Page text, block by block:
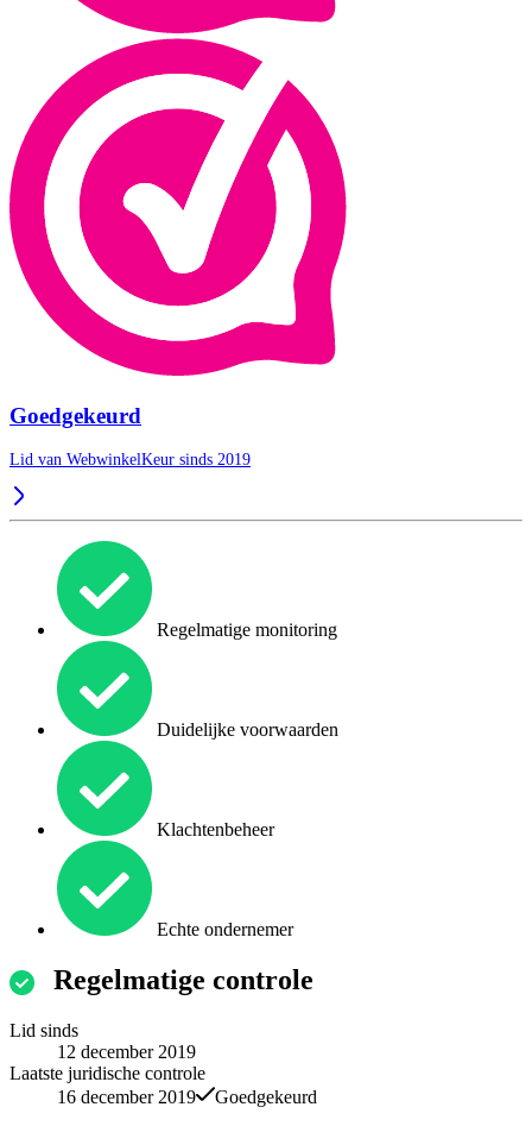
Goedgekeurd
Lid van WebwinkelKeur sinds 2019
Regelmatige monitoring
Duidelijke voorwaarden
Klachtenbeheer
Echte ondernemer
Regelmatige controle
Lid sinds
12 december 2019
Laatste juridische controle
16 december 2019
Goedgekeurd